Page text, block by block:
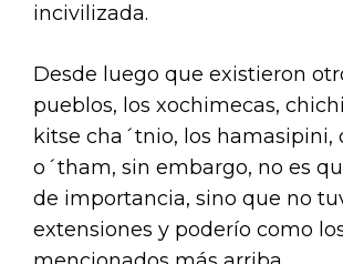
incivilizada.
Desde luego que existieron
pueblos, los xochimecas,
kitse cha´tnio, los hamasipini,
o´tham, sin embargo, no es
de importancia, sino que no
extensiones y poderío como